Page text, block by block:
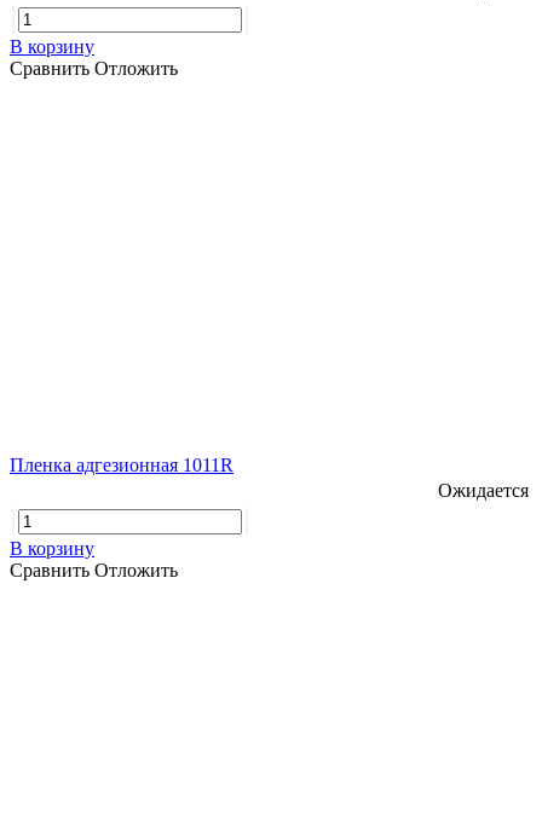
В корзину
Сравнить Отложить
Пленка адгезионная 1011R
Ожидается
В корзину
Сравнить Отложить